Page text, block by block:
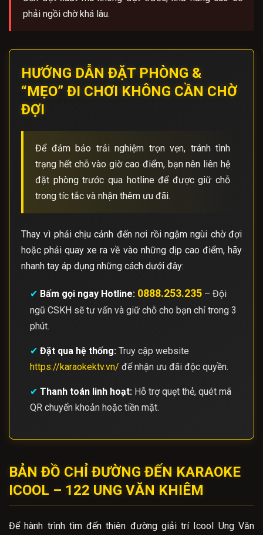
phải ngồi chờ khá lâu.
HƯỚNG DẪN ĐẶT PHÒNG &
“MẸO” ĐI CHƠI KHÔNG CẦN CHỜ
ĐỢI
Để đảm bảo trải nghiệm trọn vẹn, tránh tình
trạng hết chỗ vào giờ cao điểm, bạn nên liên hệ
đặt phòng trước qua hotline để được giữ chỗ
trong tíc tắc và nhận thêm ưu đãi.
Thay vì phải chịu cảnh đến nơi rồi ngậm ngùi chờ đợi
hoặc phải quay xe ra về vào những dịp cao điểm, hãy
nhanh tay áp dụng những cách dưới đây:
✔ Bấm gọi ngay Hotline: 0888.253.235– Đội
ngũ CSKH sẽ tư vấn và giữ chỗ cho bạn chỉ trong 3
phút.
✔ Đặt qua hệ thống:Truy cập website
https://karaokektv.vn/ để nhận ưu đãi độc quyền.
✔ Thanh toán linh hoạt:Hỗ trợ quẹt thẻ, quét mã
QR chuyển khoản hoặc tiền mặt.
BẢN ĐỒ CHỈ ĐƯỜNG ĐẾN KARAOKE
ICOOL – 122 UNG VĂN KHIÊM
Để hành trình tìm đến thiên đường giải trí Icool Ung Văn